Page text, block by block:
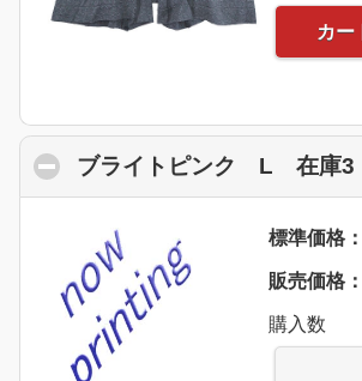
カー
ブライトピンク L 在庫3
標準価格
販売価格：
購入数